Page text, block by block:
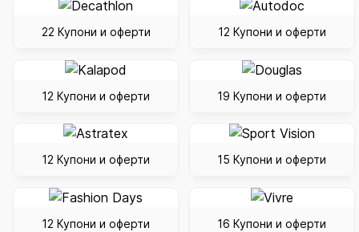
22 Купони и оферти 12 Купони и оферти
12 Купони и оферти 19 Купони и оферти
12 Купони и оферти 15 Купони и оферти
12 Купони и оферти 16 Купони и оферти